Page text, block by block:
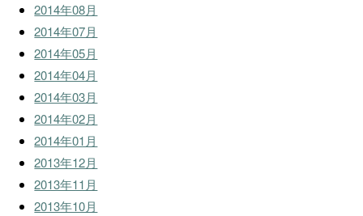
2014年08月
2014年07月
2014年05月
2014年04月
2014年03月
2014年02月
2014年01月
2013年12月
2013年11月
2013年10月